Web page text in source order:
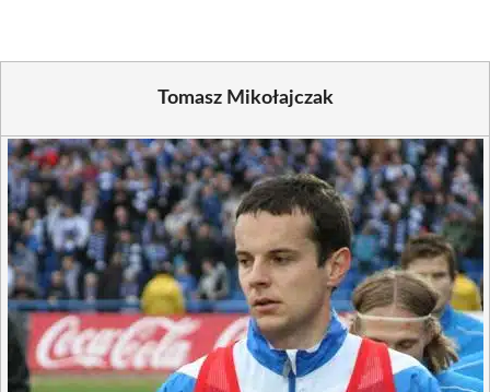
Tomasz Mikołajczak